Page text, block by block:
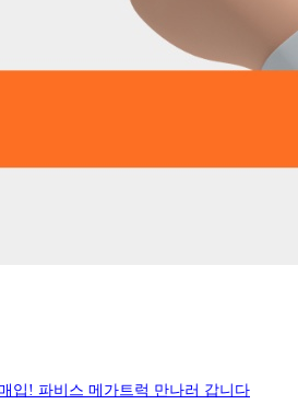
입! 파비스 메가트럭 만나러 갑니다